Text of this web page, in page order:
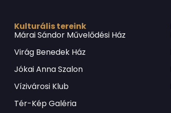
Kulturális tereink
Márai Sándor Művelődési Ház
Virág Benedek Ház
Jókai Anna Szalon
Vízivárosi Klub
Tér-Kép Galéria